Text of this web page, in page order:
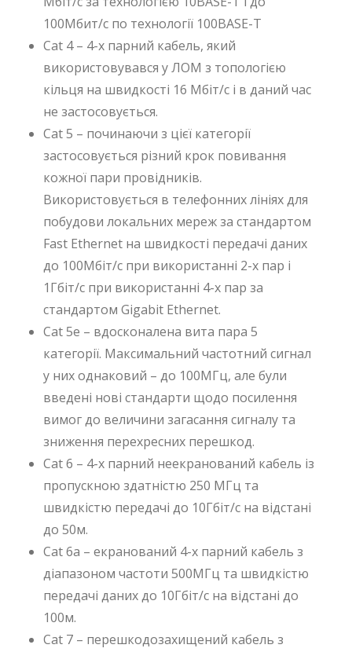
100Мбит/с по технології 100BASE-T
Cat 4 – 4-х парний кабель, який
використовувався у ЛОМ з топологією
кільця на швидкості 16 Мбіт/с і в даний час
не застосовується.
Cat 5 – починаючи з цієї категорії
застосовується різний крок повивання
кожної пари провідників.
Використовується в телефонних лініях для
побудови локальних мереж за стандартом
Fast Ethernet на швидкості передачі даних
до 100Мбіт/с при використанні 2-х пар і
1Гбіт/с при використанні 4-х пар за
стандартом Gigabit Ethernet.
Cat 5e – вдосконалена вита пара 5
категорії. Максимальний частотний сигнал
у них однаковий – до 100МГц, але були
введені нові стандарти щодо посилення
вимог до величини загасання сигналу та
зниження перехресних перешкод.
Cat 6 – 4-х парний неекранований кабель із
пропускною здатністю 250 МГц та
швидкістю передачі до 10Гбіт/с на відстані
до 50м.
Cat 6a – екранований 4-х парний кабель з
діапазоном частоти 500МГц та швидкістю
передачі даних до 10Гбіт/с на відстані до
100м.
Cat 7 – перешкодозахищений кабель з